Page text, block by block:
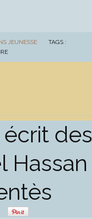
JEUNESSE
TAGS :
des
Hassan